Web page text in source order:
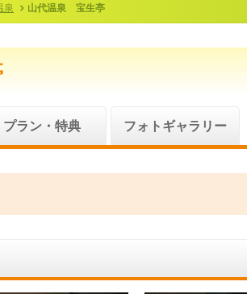
泉 山代温泉 宝生亭
プラン・特典 フォトギャラリー